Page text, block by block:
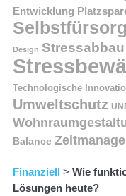
Entwicklung
Design Stressabbau
Technologische
Umweltschutz
Balance
Finanziell > Wie
Lösungen heute?